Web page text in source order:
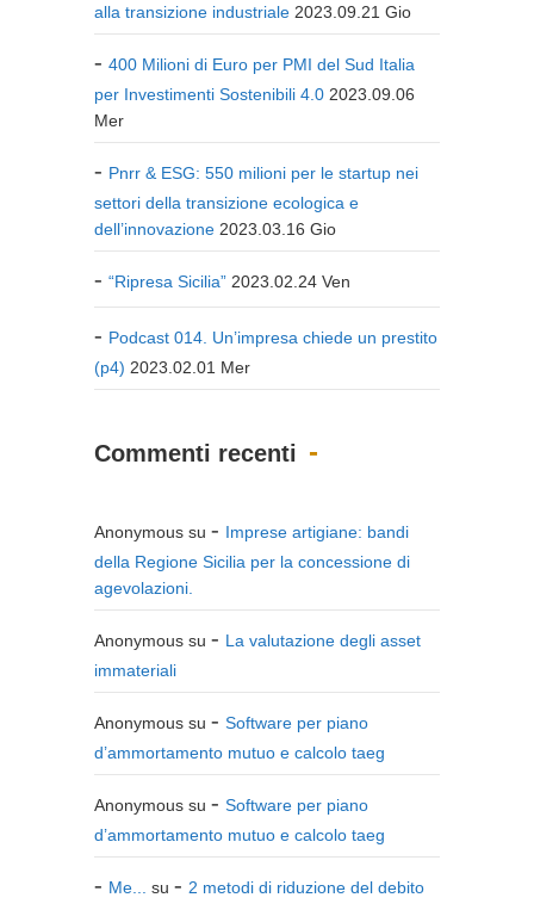
alla transizione industriale 2023.09.21 Gio
400 Milioni di Euro per PMI del Sud Italia
per Investimenti Sostenibili 4.0 2023.09.06
Mer
Pnrr & ESG: 550 milioni per le startup nei
settori della transizione ecologica e
dell’innovazione 2023.03.16 Gio
“Ripresa Sicilia” 2023.02.24 Ven
Podcast 014. Un’impresa chiede un prestito
(p4) 2023.02.01 Mer
Commenti recenti
Anonymous su
Imprese artigiane: bandi
della Regione Sicilia per la concessione di
agevolazioni.
Anonymous su
La valutazione degli asset
immateriali
Anonymous su
Software per piano
d’ammortamento mutuo e calcolo taeg
Anonymous su
Software per piano
d’ammortamento mutuo e calcolo taeg
Me... su
2 metodi di riduzione del debito